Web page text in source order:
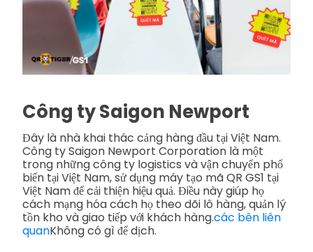
Công ty Saigon Newport
Đây là nhà khai thác cảng hàng đầu tại Việt Nam.
Công ty Saigon Newport Corporation là một
trong những công ty logistics và vận chuyển phổ
biến tại Việt Nam, sử dụng máy tạo mã QR GS1 tại
Việt Nam để cải thiện hiệu quả. Điều này giúp họ
cách mạng hóa cách họ theo dõi lô hàng, quản lý
tồn kho và giao tiếp với khách hàng.các bên liên
quanKhông có gì để dịch.